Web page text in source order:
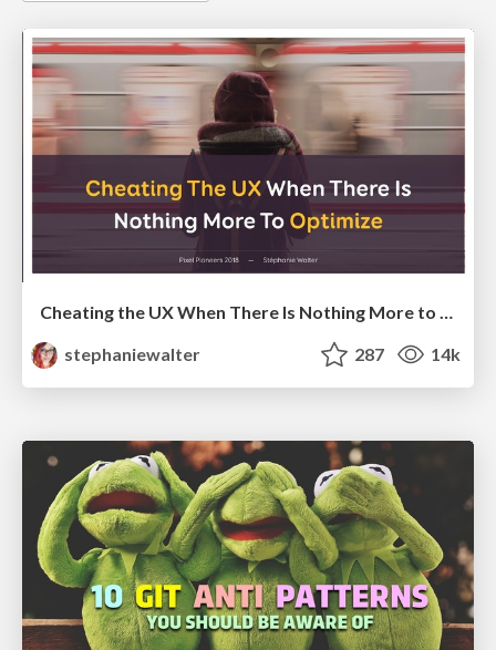
Cheating the UX When There Is Nothing More to Optimize - PixelPioneers
stephaniewalter
287 14k